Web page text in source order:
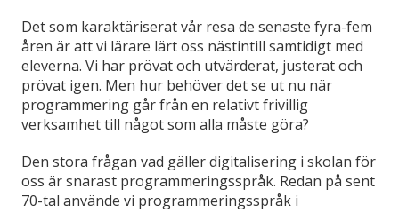
Det som karaktäriserat vår resa de senaste fyra-fem
åren är att vi lärare lärt oss nästintill samtidigt med
eleverna. Vi har prövat och utvärderat, justerat och
prövat igen. Men hur behöver det se ut nu när
programmering går från en relativt frivillig
verksamhet till något som alla måste göra?
Den stora frågan vad gäller digitalisering i skolan för
oss är snarast programmeringsspråk. Redan på sent
70-tal använde vi programmeringsspråk i